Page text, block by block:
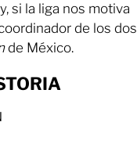
si la liga nos motiva
de los dos
de México.